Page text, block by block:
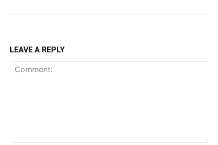
LEAVE A REPLY